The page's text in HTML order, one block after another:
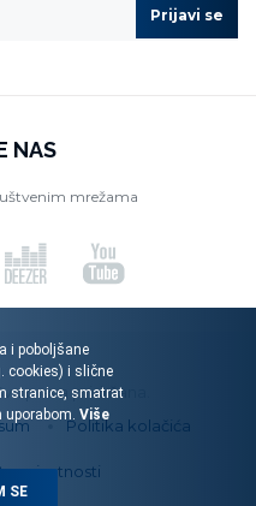
Prijavi se
NAS
mrežama
prava pridržana.
Politika kolačića
privatnosti
i poboljšane
cookies) i slične
stranice, smatrat
uporabom. Više
SE